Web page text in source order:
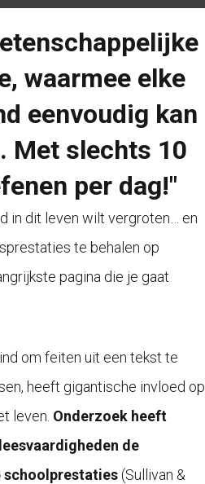
waarmee elke
eenvoudig kan
Met slechts 10
per dag!"
in dit leven wilt vergroten… en
te behalen op
pagina die je gaat
om feiten uit een tekst te
heeft gigantische invloed op
leven. Onderzoek heeft
de
(Sullivan &